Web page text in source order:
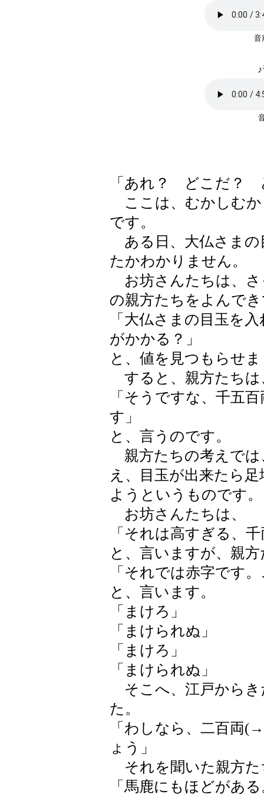
「あれ？ どこだ？
ここは、むかしむか
です。
ある日、大仏さまの
たかわかりません。
お坊さんたちは、さ
の親方たちをよんで
「大仏さまの目玉を
がかかる？」
と、値を見つもらせ
すると、親方たちは
「そうですな、千五
す」
と、言うのです。
親方たちの考えでは
え、目玉が出来たら
ようというものです。
お坊さんたちは、
「それは高すぎる、
と、言いますが、親
「それでは赤字です
と、言います。
「まけろ」
「まけられぬ」
「まけろ」
「まけられぬ」
そこへ、江戸からき
た。
「わしなら、二百両
ょう」
それを聞いた親方た
「馬鹿にもほどがあ